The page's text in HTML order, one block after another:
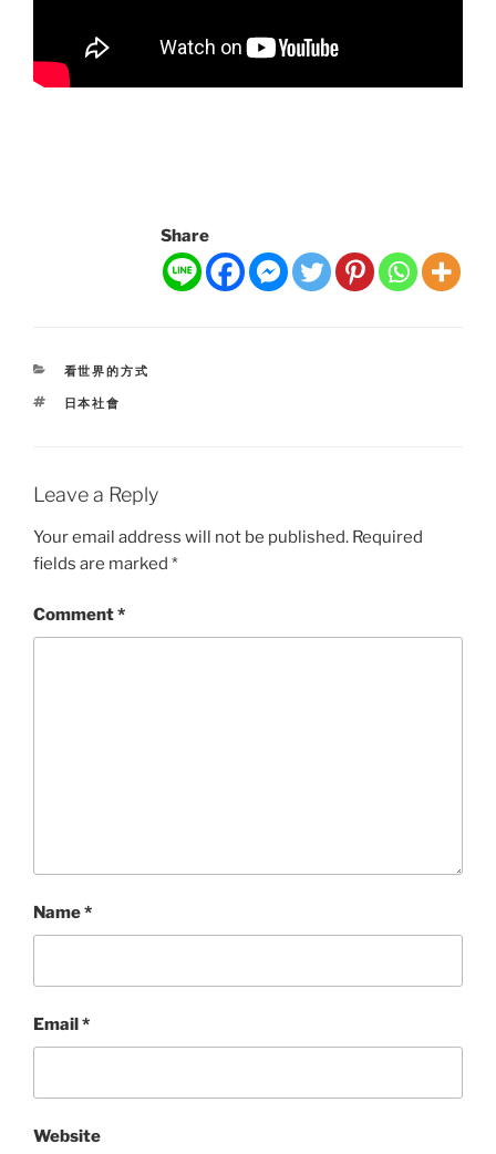
Share
CATEGORIES
看世界的方式
TAGS
日本社會
Leave a Reply
Your email address will not be published. Required
fields are marked *
Comment*
Name*
Email*
Website